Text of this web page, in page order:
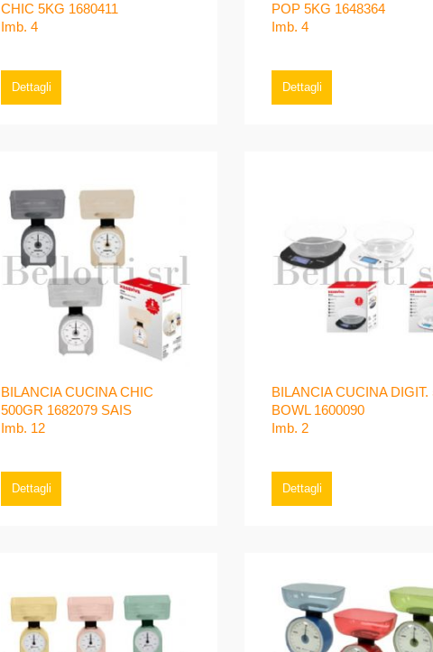
CHIC 5KG 1680411
Imb. 4
Dettagli
POP 5KG 1648364
Imb. 4
Dettagli
BILANCIA CUCINA CHIC
500GR 1682079 SAIS
Imb. 12
Dettagli
BILANCIA CUCINA DIGIT.
BOWL 1600090
Imb. 2
Dettagli